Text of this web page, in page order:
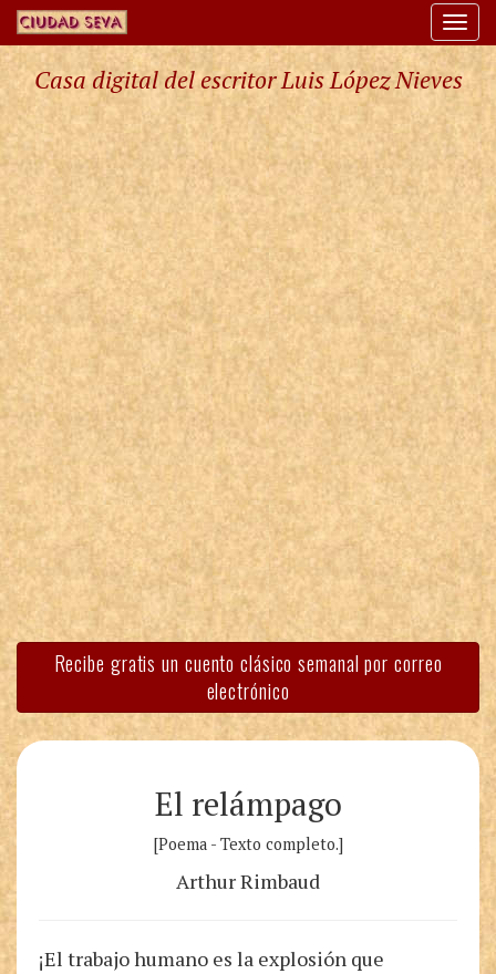
Casa digital del escritor Luis López Nieves
Recibe gratis un cuento clásico semanal por correo
electrónico
El relámpago
[Poema - Texto completo.]
Arthur Rimbaud
¡El trabajo humano es la explosión que